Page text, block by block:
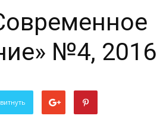
№4, 2016